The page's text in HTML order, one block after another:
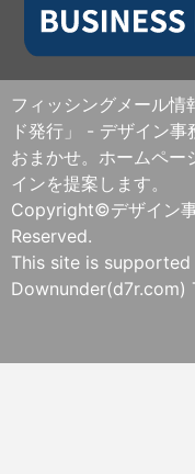
フィッシングメール情
ド発行」 - デザイン
おまかせ。ホームペ
インを提案します。
Copyright©デザイン
Reserved.
This site is
Downunder(d7r.com)